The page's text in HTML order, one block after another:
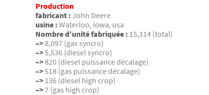
Production
fabricant : John Deere
usine : Waterloo, iowa, usa
Nombre d’unité fabriquée : 15,114 (total)
–>8,097 (gas syncro)
–>5,536 (diesel syncro)
–>820 (diesel puissance décalage)
–>518 (gas puissance décalage)
–> 136 (diesel high crop)
–>7 (gas high crop)